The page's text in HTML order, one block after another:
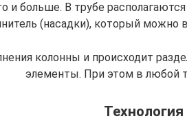
и больше. В трубе
(насадки), который
колонны и происходит
элементы. При этом в любой
Технология